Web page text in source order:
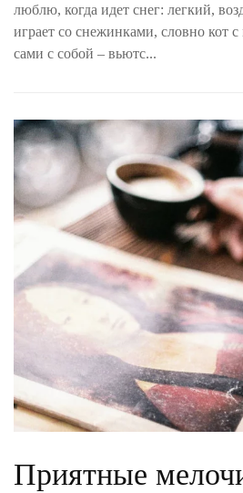
люблю, когда идет снег: легкий,
играет со снежинками, словно кот
сами с собой – вьютс...
Приятные